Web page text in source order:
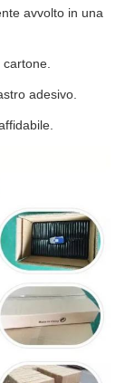
avvolto in una
cartone.
adesivo.